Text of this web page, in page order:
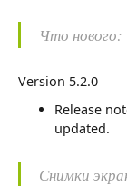
Что нового:
Version 5.2.0
Release
updated.
Снимки